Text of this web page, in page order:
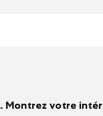
Montrez votre